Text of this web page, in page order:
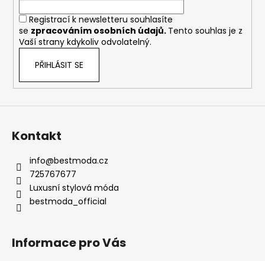
Registrací k newsletteru souhlasíte
se zpracováním osobních údajů. Tento souhlas je z
Vaší strany kdykoliv odvolatelný.
PŘIHLÁSIT SE
Kontakt
info@bestmoda.cz
725767677
Luxusní stylová móda
bestmoda_official
Informace pro Vás